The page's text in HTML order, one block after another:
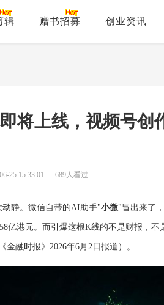
辑 赠书招募 创业资讯
将上线，视频号创
25 15:33:01 689人看过
动静。微信自带的AI助手"小微"冒出来了
亿港元。而引爆这根K线的不是财报，
融时报》2026年6月2日报道）。